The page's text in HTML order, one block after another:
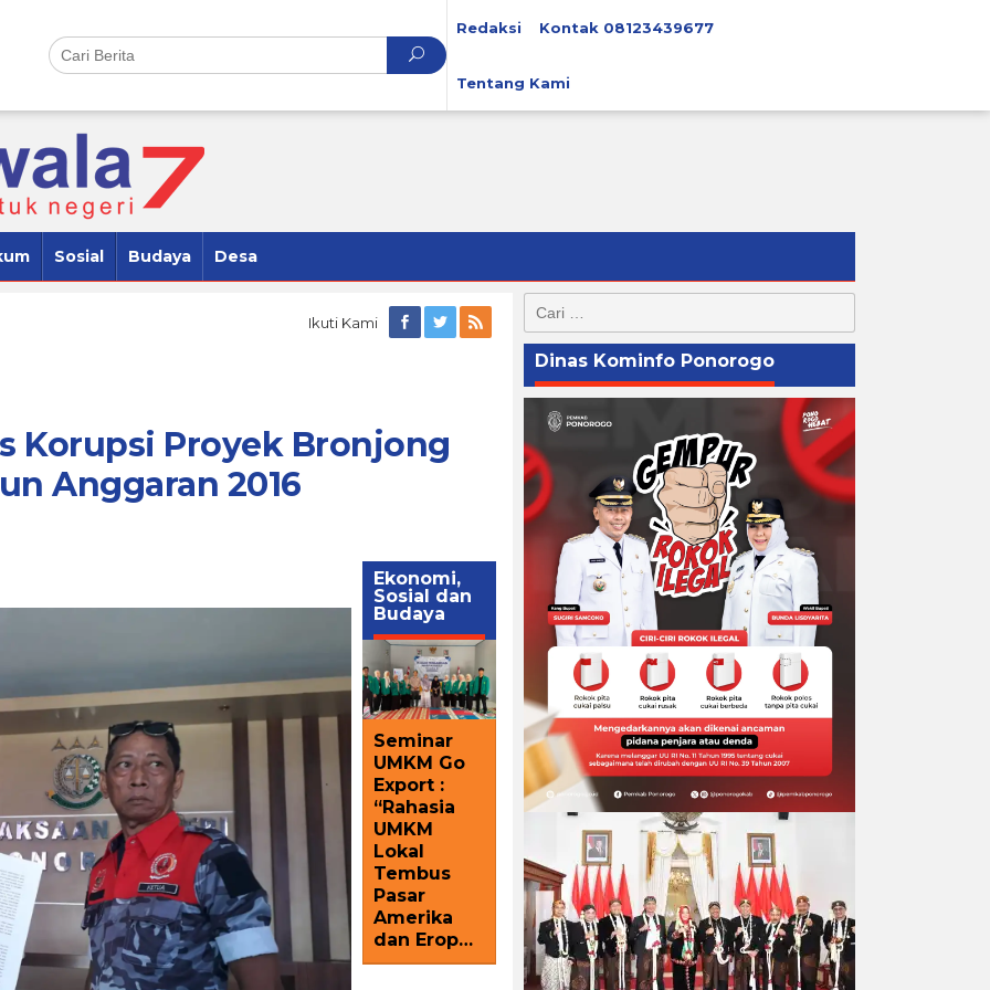
Redaksi Kontak 08123439677
Tentang Kami
Sosial Budaya Desa
Ikuti Kami
Korupsi Proyek Bronjong
Anggaran 2016
Ekonomi,
Sosial dan
Budaya
Seminar
UMKM Go
Export :
“Rahasia
UMKM
Lokal
Tembus
Pasar
Amerika
dan Erop…
untuk:
Dinas Kominfo Ponorogo